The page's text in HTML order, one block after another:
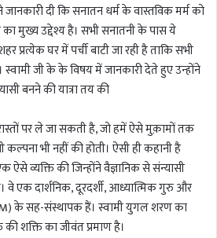
दी कि सनातन धर्म के वास्तविक मर्म को
मुख्य उद्देश्य है। सभी सनातनी के पास ये
प्रत्येक घर में पर्ची बाटी जा रही है ताकि सभी
जी के के विषय में जानकारी देते हुए उन्होंने
बनने की यात्रा तय की
पर ले जा सकती है, जो हमें ऐसे मुक़ामों तक
भी नहीं की होती। ऐसी ही कहानी है
व्यक्ति की जिन्होंने वैज्ञानिक से संन्यासी
वे एक दार्शनिक, दूरदर्शी, आध्यात्मिक गुरु और
के सह-संस्थापक हैं। स्वामी युगल शरण का
शक्ति का जीवंत प्रमाण है।